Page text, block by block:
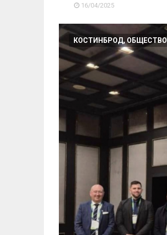
16/04/2025
КОСТИНБРОД, ОБЩЕСТВО